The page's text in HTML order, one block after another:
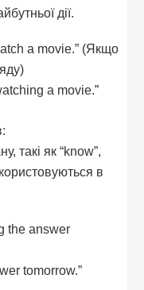
дії.
a movie.” (Якщо
a movie.”
такі як “know”,
в
the answer
tomorrow.”